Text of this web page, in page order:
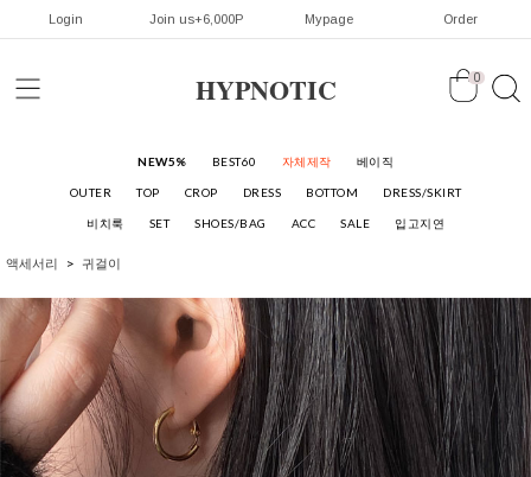
Login Join us+6,000P Mypage Order
HYPNOTIC 0
NEW5% BEST60 자체제작 베이직
OUTER TOP CROP DRESS BOTTOM DRESS/SKIRT
비치룩 SET SHOES/BAG ACC SALE 입고지연
액세서리 귀걸이